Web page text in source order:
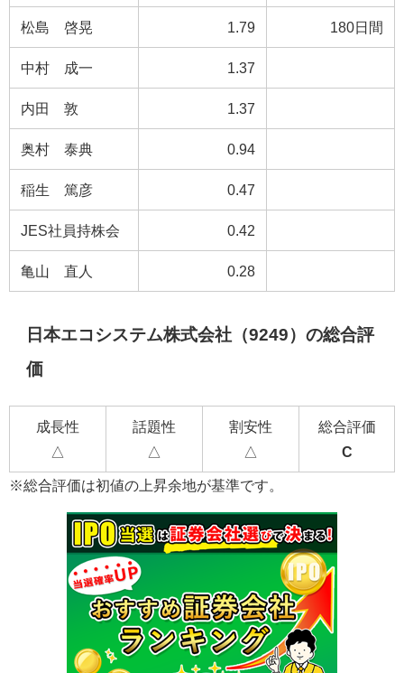
松島 啓晃 1.79 180日間
中村 成一 1.37
内田 敦 1.37
奥村 泰典 0.94
稲生 篤彦 0.47
JES社員持株会 0.42
亀山 直人 0.28
日本エコシステム株式会社（9249）の総合評
価
成長性
△
話題性
△
割安性
△
総合評価
C
※総合評価は初値の上昇余地が基準です。